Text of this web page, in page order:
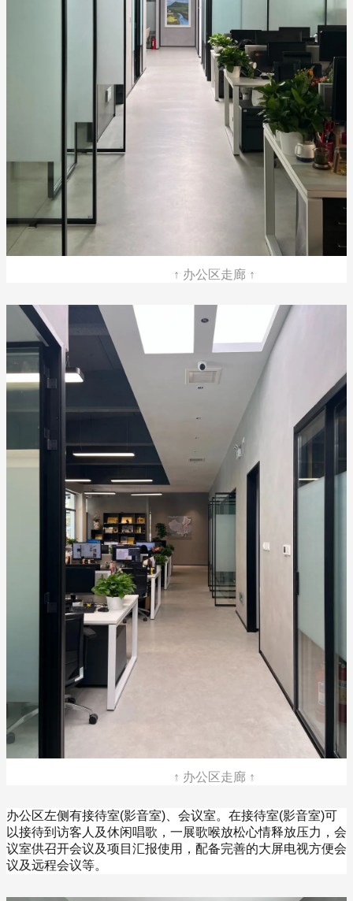
↑ 办公区走廊 ↑
↑ 办公区走廊 ↑
办公区左侧有接待室(影音室)、会议室。在接待室(影音室)可
以接待到访客人及休闲唱歌，一展歌喉放松心情释放压力，会
议室供召开会议及项目汇报使用，配备完善的大屏电视方便会
议及远程会议等。